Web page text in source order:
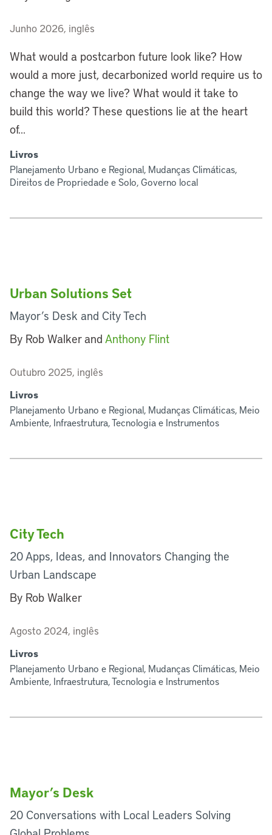
Junho 2026, inglês
What would a postcarbon future look like? How
would a more just, decarbonized world require us to
change the way we live? What would it take to
build this world? These questions lie at the heart
of...
Livros
Planejamento Urbano e Regional, Mudanças Climáticas,
Direitos de Propriedade e Solo, Governo local
Urban Solutions Set
Mayor’s Desk and City Tech
By Rob Walker and Anthony Flint
Outubro 2025, inglês
Livros
Planejamento Urbano e Regional, Mudanças Climáticas, Meio
Ambiente, Infraestrutura, Tecnologia e Instrumentos
City Tech
20 Apps, Ideas, and Innovators Changing the
Urban Landscape
By Rob Walker
Agosto 2024, inglês
Livros
Planejamento Urbano e Regional, Mudanças Climáticas, Meio
Ambiente, Infraestrutura, Tecnologia e Instrumentos
Mayor’s Desk
20 Conversations with Local Leaders Solving